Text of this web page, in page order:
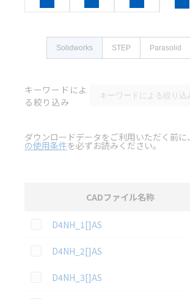
Solidworks STEP Parasolid
キーワードによ
る絞り込み
ダウンロードデータをご利用いただく前に、
の使用条件を必ずお読みください。
CADファイル名称
この資料を選択
D4NH_1[]AS
この資料を選択
D4NH_2[]AS
この資料を選択
D4NH_3[]AS